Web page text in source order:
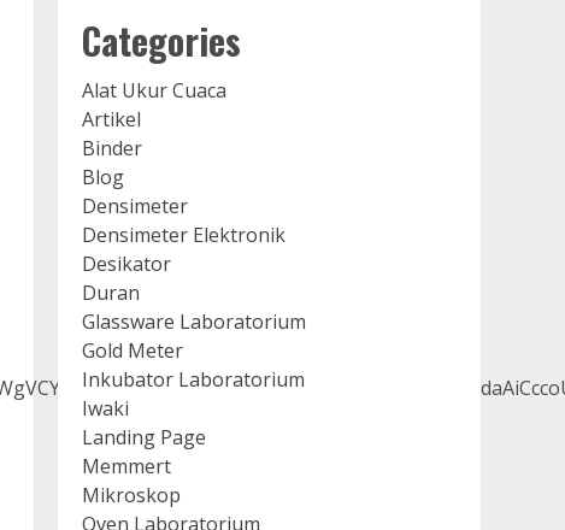
Categories
Alat Ukur Cuaca
Artikel
Binder
Blog
Densimeter
Densimeter Elektronik
Desikator
Duran
Glassware Laboratorium
Gold Meter
Inkubator Laboratorium
Iwaki
Landing Page
Memmert
Mikroskop
Oven Laboratorium